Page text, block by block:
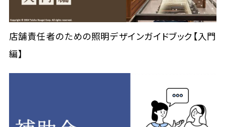
店舗責任者のための照明デザインガイドブック【入門
編】